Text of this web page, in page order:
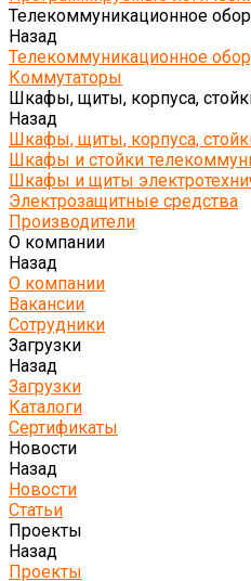
Телекоммуникационное
Назад
Телекоммуникационное
Коммутаторы
Шкафы, щиты, корпуса,
Назад
Шкафы, щиты, корпуса,
Шкафы и стойки
Шкафы и щиты
Электрозащитные средства
Производители
О компании
Назад
О компании
Вакансии
Сотрудники
Загрузки
Назад
Загрузки
Каталоги
Сертификаты
Новости
Назад
Новости
Статьи
Проекты
Назад
Проекты